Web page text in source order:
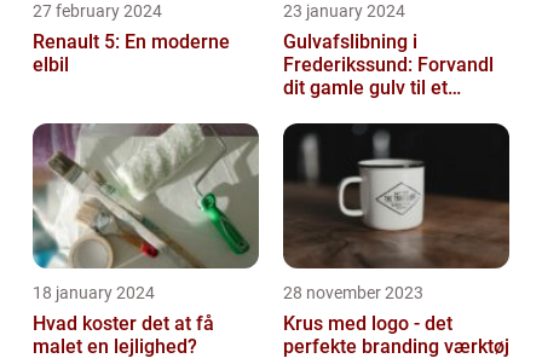
27 february 2024
Renault 5: En moderne
elbil
23 january 2024
Gulvafslibning i
Frederikssund: Forvandl
dit gamle gulv til et
18 january 2024
Hvad koster det at få
malet en lejlighed?
28 november 2023
Krus med logo - det
perfekte branding værktøj